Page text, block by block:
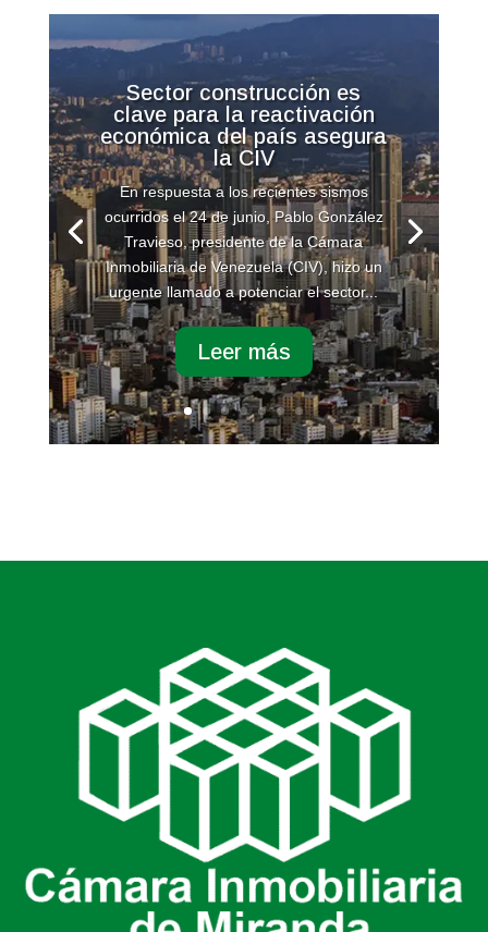
Sector construcción es
clave para la reactivación
económica del país asegura
la CIV
En respuesta a los recientes sismos
ocurridos el 24 de junio, Pablo González
Travieso, presidente de la Cámara
Inmobiliaria de Venezuela (CIV), hizo un
urgente llamado a potenciar el sector...
Leer más